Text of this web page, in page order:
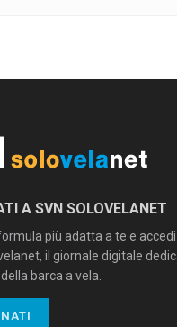
A SVN SOLOVELANET
più adatta a te e
il giornale digitale
barca a vela.